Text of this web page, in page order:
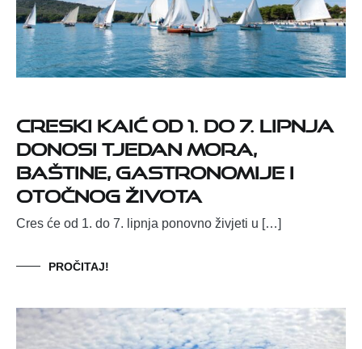
Creski kaić od 1. do 7. lipnja
donosi tjedan mora,
baštine, gastronomije i
otočnog života
Cres će od 1. do 7. lipnja ponovno živjeti u […]
PROČITAJ!